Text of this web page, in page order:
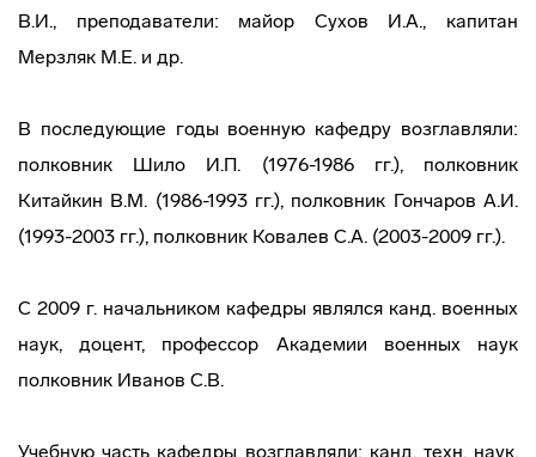
В.И., преподаватели: майор Сухов И.А., капитан
Мерзляк М.Е. и др.
В последующие годы военную кафедру возглавляли:
полковник Шило И.П. (1976-1986 гг.), полковник
Китайкин В.М. (1986-1993 гг.), полковник Гончаров А.И.
(1993-2003 гг.), полковник Ковалев С.А. (2003-2009 гг.).
С 2009 г. начальником кафедры являлся канд. военных
наук, доцент, профессор Академии военных наук
полковник Иванов С.В.
Учебную часть кафедры возглавляли: канд. техн. наук,